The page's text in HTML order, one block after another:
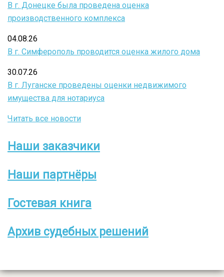
В г. Донецке была проведена оценка
производственного комплекса
04.08.26
В г. Симферополь проводится оценка жилого дома
30.07.26
В г. Луганске проведены оценки недвижимого
имущества для нотариуса
Читать все новости
Боковое
меню
Наши заказчики
Наши партнёры
Гостевая книга
Архив судебных решений